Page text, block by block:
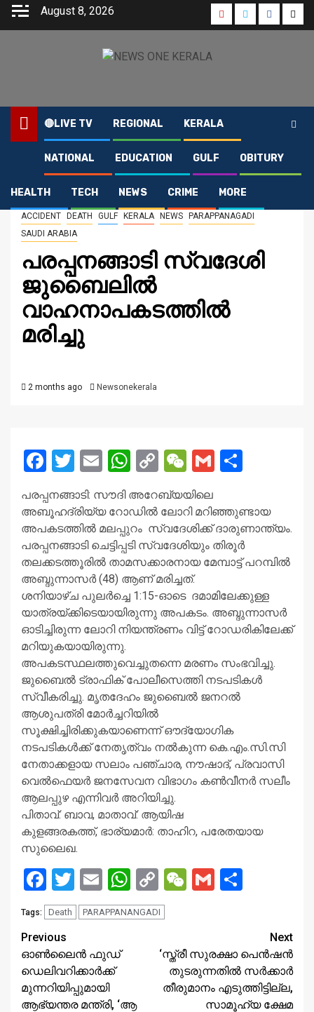
Skip
August 8, 2026 YoutubeInstagramFacebook
🔴LIVE TV REGIONAL KERALA
NATIONAL EDUCATION GULF OBITURY
HEALTH TECH NEWS CRIME MORE
2026 June
21
പരപ്പനങ്ങാടി സ്വദേശി ജുബൈലിൽ വാഹനാപകടത്തിൽ മരിച്ചു
ACCIDENT DEATH GULF KERALA NEWS PARAPPANAGADI
SAUDI ARABIA
പരപ്പനങ്ങാടി സ്വദേശി
ജുബൈലിൽ
വാഹനാപകടത്തിൽ
മരിച്ചു
2 months ago Newsonekerala
Facebook
Twitter
EmailWhatsApp
Copy
Link
WeChat
Gmail
പരപ്പനങ്ങാടി: സൗദി അറേബ്യയിലെ
അബൂഹദ്‌രിയ്യ റോഡിൽ ലോറി മറിഞ്ഞുണ്ടായ
അപകടത്തിൽ മലപ്പുറം സ്വദേശിക്ക് ദാരുണാന്ത്യം.
പരപ്പനങ്ങാടി ചെട്ടിപ്പടി സ്വദേശിയും തിരൂർ
തലക്കടത്തൂരിൽ താമസക്കാരനായ മേമ്പാട്ട് പറമ്പിൽ
അബ്ദുന്നാസർ (48) ആണ് മരിച്ചത്.
ശനിയാഴ്ച പുലർച്ചെ 1:15-ഓടെ ദമാമിലേക്കുള്ള
യാത്രയ്ക്കിടെയായിരുന്നു അപകടം. അബ്ദുന്നാസർ
ഓടിച്ചിരുന്ന ലോറി നിയന്ത്രണം വിട്ട് റോഡരികിലേക്ക്
മറിയുകയായിരുന്നു.
അപകടസ്ഥലത്തുവെച്ചുതന്നെ മരണം സംഭവിച്ചു.
ജുബൈൽ ട്രാഫിക് പോലീസെത്തി നടപടികൾ
സ്വീകരിച്ചു. മൃതദേഹം ജുബൈൽ ജനറൽ
ആശുപത്രി മോർച്ചറിയിൽ
സൂക്ഷിച്ചിരിക്കുകയാണെന്ന് ഔദ്യോഗിക
നടപടികൾക്ക് നേതൃത്വം നൽകുന്ന കെ.എം.സി.സി
നേതാക്കളായ സലാം പഞ്ചാര, നൗഷാദ്, പ്രവാസി
വെൽഫെയർ ജനസേവന വിഭാഗം കൺവീനർ സലീം
ആലപ്പുഴ എന്നിവർ അറിയിച്ചു.
പിതാവ്: ബാവ, മാതാവ്: ആയിഷ
കുളങ്ങരകത്ത്, ഭാര്യമാർ: താഹിറ, പരേതയായ
സുലൈഖ.
Facebook
Twitter
EmailWhatsApp
Copy
Link
WeChat
Gmail
Tags: Death PARAPPANANGADI
Continue
Reading
Previous
ഓൺലൈൻ ഫുഡ്
ഡെലിവറിക്കാർക്ക്
മുന്നറിയിപ്പുമായി
ആഭ്യന്തര മന്ത്രി, ‘ആ
Next
‘സ്ത്രീ സുരക്ഷാ പെൻഷൻ
തുടരുന്നതിൽ സർക്കാർ
തീരുമാനം എടുത്തിട്ടില്ല,
സാമൂഹ്യ ക്ഷേമ